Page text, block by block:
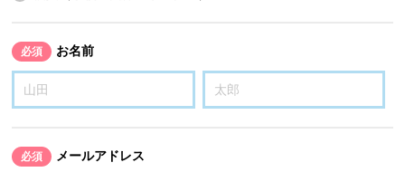
必須 お名前
必須 メールアドレス